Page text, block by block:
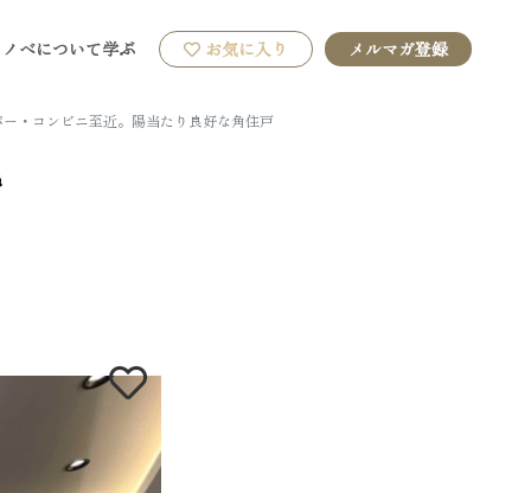
ベについて学ぶ お気に入り メルマガ登録
・コンビニ至近。陽当たり良好な角住戸